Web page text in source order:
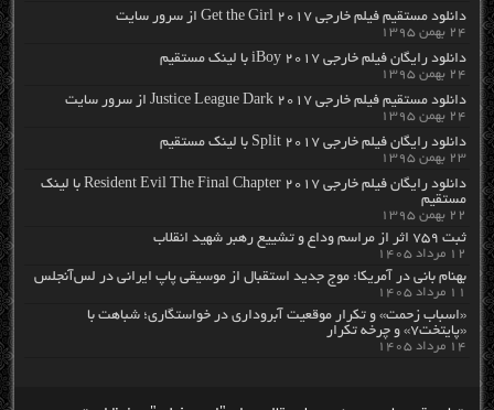
دانلود مستقیم فیلم خارجی Get the Girl 2017 از سرور سایت
۲۴ بهمن ۱۳۹۵
دانلود رایگان فیلم خارجی iBoy 2017 با لینک مستقیم
۲۴ بهمن ۱۳۹۵
دانلود مستقیم فیلم خارجی Justice League Dark 2017 از سرور سایت
۲۴ بهمن ۱۳۹۵
دانلود رایگان فیلم خارجی Split 2017 با لینک مستقیم
۲۳ بهمن ۱۳۹۵
دانلود رایگان فیلم خارجی Resident Evil The Final Chapter 2017 با لینک
مستقیم
۲۲ بهمن ۱۳۹۵
ثبت ۷۵۹ اثر از مراسم وداع و تشییع رهبر شهید انقلاب
۱۲ مرداد ۱۴۰۵
بهنام بانی در آمریکا: موج جدید استقبال از موسیقی پاپ ایرانی در لس‌آنجلس
۱۱ مرداد ۱۴۰۵
«اسباب زحمت» و تکرار موقعیت آبروداری در خواستگاری؛ شباهت با
«پایتخت۷» و چرخه تکرار
۱۴ مرداد ۱۴۰۵